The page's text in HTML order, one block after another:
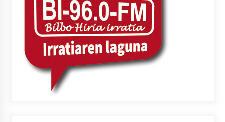
2026/07/03
MUSIBLA #297: Bide, Boards Of Canada, Somak,
Tiga, Twisted Teens, Underscores, Habia
2026/07/02